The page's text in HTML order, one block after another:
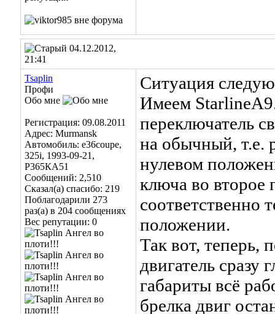
04.12.2012,
21:41
Tsaplin
Профи
Обо мне
Регистрация: 09.08.2011
Адрес: Murmansk
Автомобиль: e36coupe,
325i, 1993-09-21,
Р365КА51
Сообщений: 2,510
Сказал(а) спасибо: 219
Поблагодарили 273
раз(а) в 204 сообщениях
Вес репутации: 0
Ситуация
Имеем
переключатель
на обычный, т.е.
нулевом
ключа во второе
соответственно
положении.
Так вот, теперь,
двигатель сразу
габариты всё
брелка двиг